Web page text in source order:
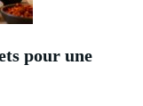
pour une